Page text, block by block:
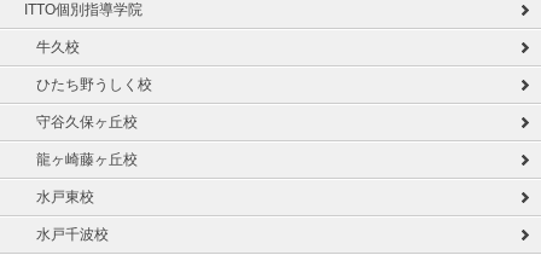
ITTO個別指導学院
牛久校
ひたち野うしく校
守谷久保ヶ丘校
龍ヶ崎藤ヶ丘校
水戸東校
水戸千波校